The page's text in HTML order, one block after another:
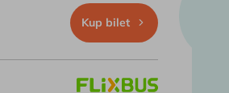
Kup bilet